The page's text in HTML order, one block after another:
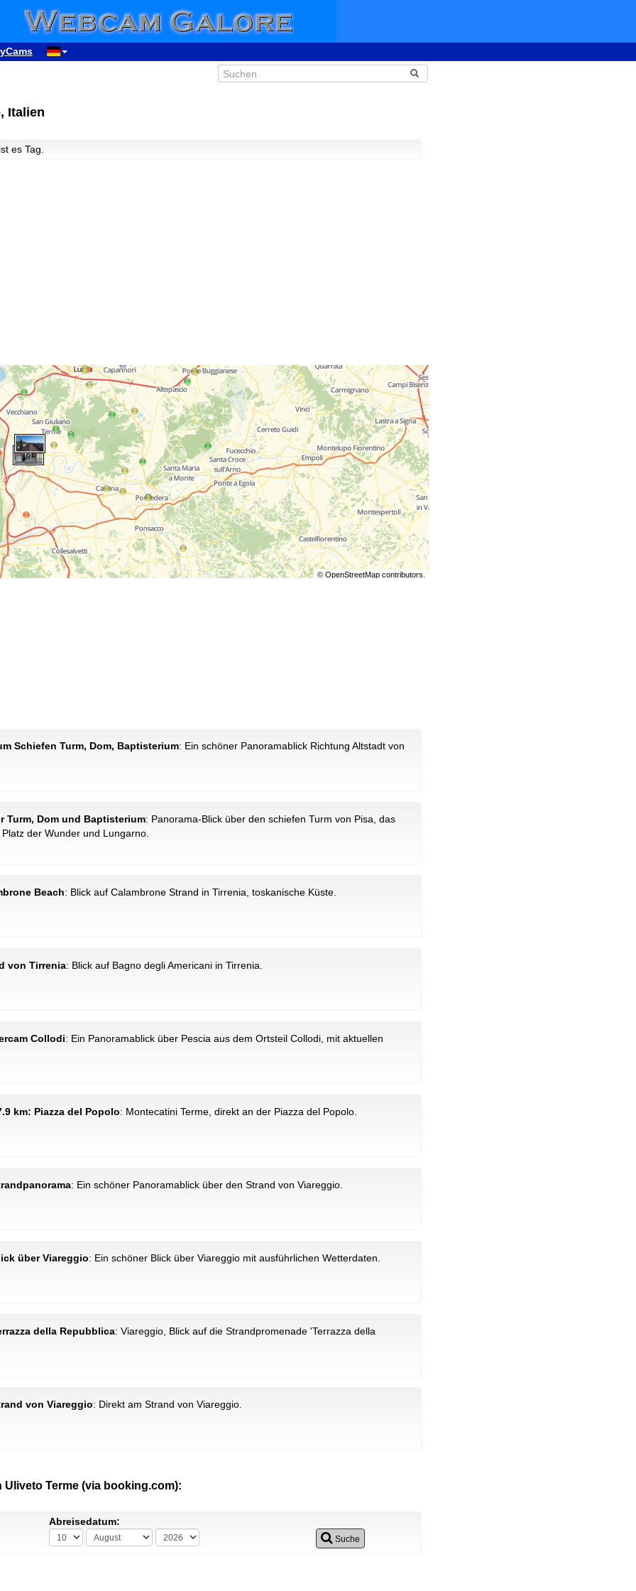
Italien
es Tag.
© OpenStreetMapcontributors.
Schiefen Turm, Dom, Baptisterium: Ein schöner Panoramablick Richtung Altstadt von
Turm, Dom und Baptisterium: Panorama-Blick über den schiefen Turm von Pisa, das
der Wunder und Lungarno.
Beach: Blick auf Calambrone Strand in Tirrenia, toskanische Küste.
von Tirrenia: Blick auf Bagno degli Americani in Tirrenia.
Collodi: Ein Panoramablick über Pescia aus dem Ortsteil Collodi, mit aktuellen
km: Piazza del Popolo: Montecatini Terme, direkt an der Piazza del Popolo.
: Ein schöner Panoramablick über den Strand von Viareggio.
über Viareggio: Ein schöner Blick über Viareggio mit ausführlichen Wetterdaten.
della Repubblica: Viareggio, Blick auf die Strandpromenade 'Terrazza della
von Viareggio: Direkt am Strand von Viareggio.
Terme (via booking.com):
Abreisedatum:
Suche